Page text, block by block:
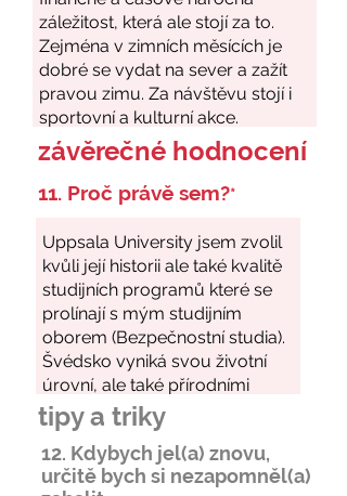
závěrečné hodnocení
11. Proč právě sem?*
tipy a triky
12. Kdybych jel(a) znovu,
určitě bych si nezapomněl(a)